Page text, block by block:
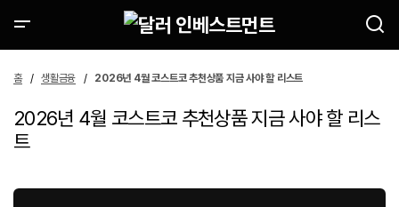
홈 생활금융 2026년 4월 코스트코 추천상품 지금 사야 할 리스트
2026년 4월 코스트코 추천상품 지금 사야 할 리스
트